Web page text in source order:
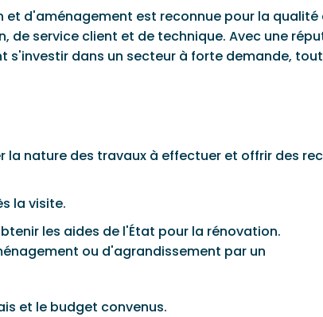
d'aménagement est reconnue pour la
de service client et de technique. Avec une
dans un secteur à forte demande,
la nature des travaux à effectuer et offrir des
la visite.
les aides de l'État pour la rénovation.
ou d'agrandissement par un
et le budget convenus.